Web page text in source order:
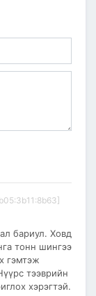
бариул. Ховд
тонн шингээ
гэмтэж
тээврийн
хэрэгтэй.